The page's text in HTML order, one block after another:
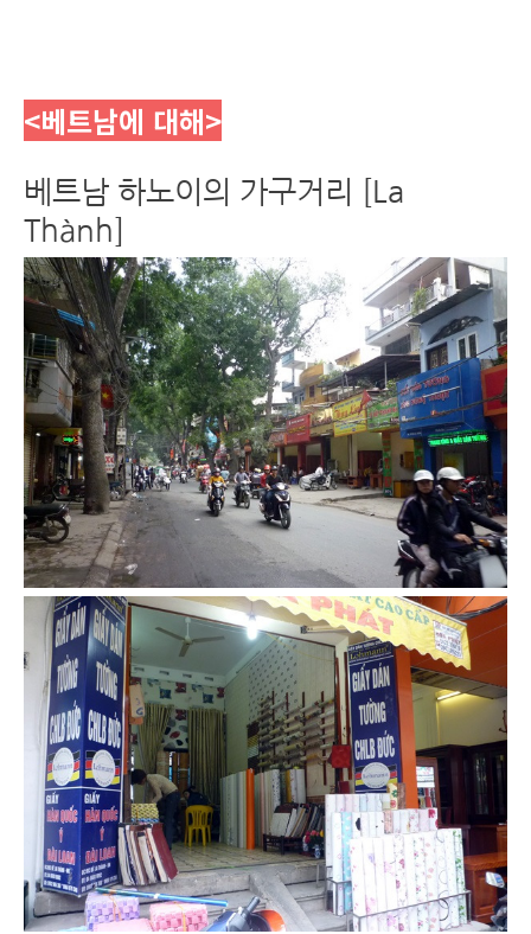
<베트남에 대해>
베트남 하노이의 가구거리 [La
Thành]